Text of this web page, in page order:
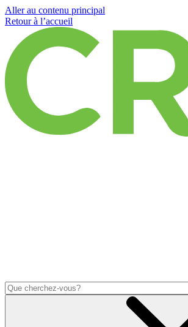
Aller au contenu principal
Retour à l’accueil